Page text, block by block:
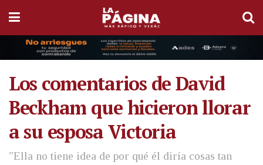
Los comentarios de David
Beckham que hicieron llorar
a su esposa Victoria
"Ella no tiene idea de por qué él diría cosas tan